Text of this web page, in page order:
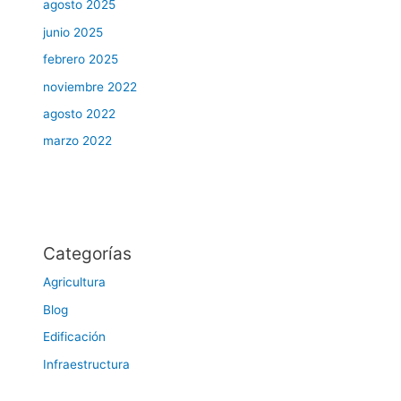
agosto 2025
junio 2025
febrero 2025
noviembre 2022
agosto 2022
marzo 2022
Categorías
Agricultura
Blog
Edificación
Infraestructura